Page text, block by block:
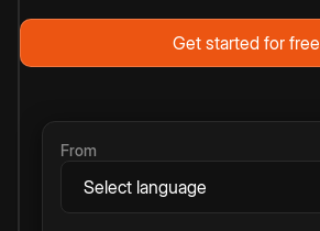
Get started for free
From